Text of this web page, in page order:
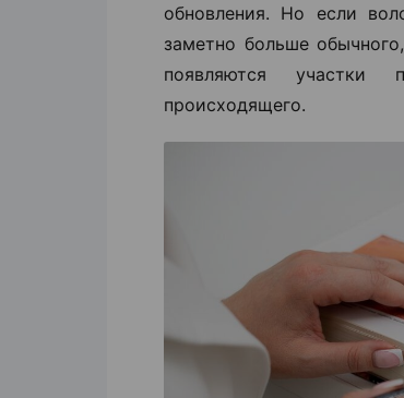
обновления. Но если
заметно больше
появляются участки
происходящего.